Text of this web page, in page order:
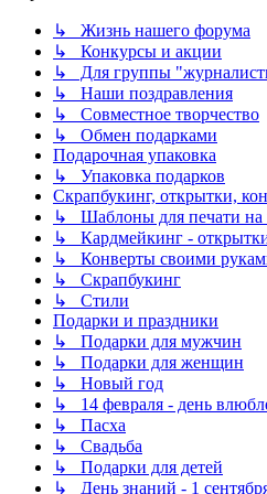
↳ Жизнь нашего форума
↳ Конкурсы и акции
↳ Для группы
↳ Наши поздравления
↳ Совместное творчество
↳ Обмен подарками
Подарочная упаковка
↳ Упаковка подарков
Скрапбукинг, открытки,
↳ Шаблоны для печати на
↳ Кардмейкинг -
↳ Конверты своими
↳ Скрапбукинг
↳ Стили
Подарки и праздники
↳ Подарки для мужчин
↳ Подарки для женщин
↳ Новый год
↳ 14 февраля - день
↳ Пасха
↳ Свадьба
↳ Подарки для детей
↳ День знаний - 1